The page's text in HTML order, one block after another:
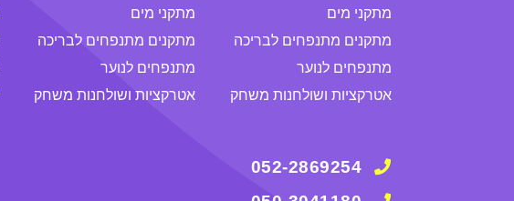
מתקני מים
מתקנים מתנפחים לבריכה
מתנפחים לנוער
אטרקציות ושולחנות משחק
מתקני מים
מתקנים מתנפחים לבריכה
מתנפחים לנוער
אטרקציות ושולחנות משחק
052-2869254